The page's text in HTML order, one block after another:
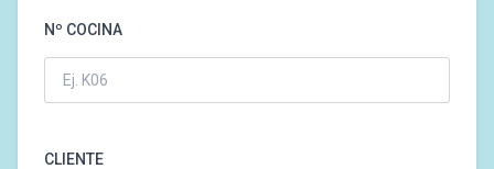
Nº COCINA
CLIENTE